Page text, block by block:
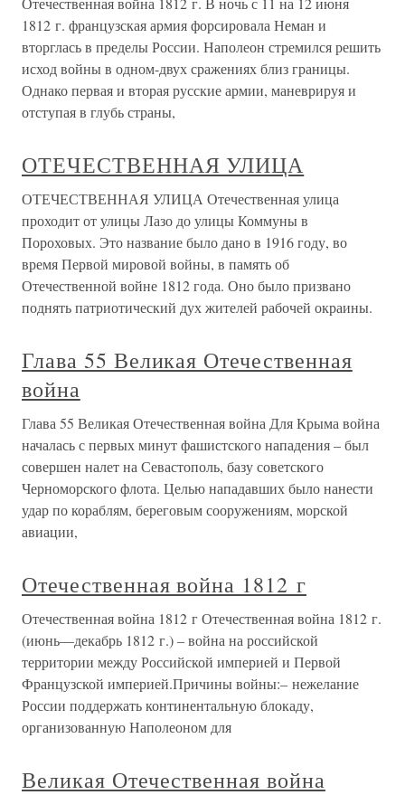
1812 г. французская армия форсировала Неман и
вторглась в пределы России. Наполеон стремился решить
исход войны в одном-двух сражениях близ границы.
Однако первая и вторая русские армии, маневрируя и
отступая в глубь страны,
ОТЕЧЕСТВЕННАЯ УЛИЦА
ОТЕЧЕСТВЕННАЯ УЛИЦА Отечественная улица
проходит от улицы Лазо до улицы Коммуны в
Пороховых. Это название было дано в 1916 году, во
время Первой мировой войны, в память об
Отечественной войне 1812 года. Оно было призвано
поднять патриотический дух жителей рабочей окраины.
Глава 55 Великая Отечественная
война
Глава 55 Великая Отечественная война Для Крыма война
началась с первых минут фашистского нападения – был
совершен налет на Севастополь, базу советского
Черноморского флота. Целью нападавших было нанести
удар по кораблям, береговым сооружениям, морской
авиации,
Отечественная война 1812 г
Отечественная война 1812 г Отечественная война 1812 г.
(июнь—декабрь 1812 г.) – война на российской
территории между Российской империей и Первой
Французской империей.Причины войны:– нежелание
России поддержать континентальную блокаду,
организованную Наполеоном для
Великая Отечественная война